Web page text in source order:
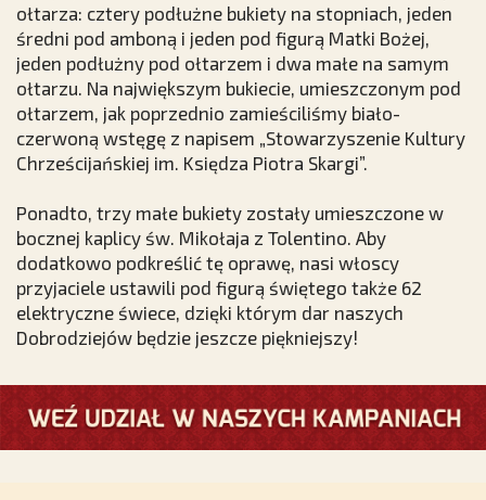
ołtarza: cztery podłużne bukiety na stopniach, jeden
średni pod amboną i jeden pod figurą Matki Bożej,
jeden podłużny pod ołtarzem i dwa małe na samym
ołtarzu. Na największym bukiecie, umieszczonym pod
ołtarzem, jak poprzednio zamieściliśmy biało-
czerwoną wstęgę z napisem „Stowarzyszenie Kultury
Chrześcijańskiej im. Księdza Piotra Skargi”.
Ponadto, trzy małe bukiety zostały umieszczone w
bocznej kaplicy św. Mikołaja z Tolentino. Aby
dodatkowo podkreślić tę oprawę, nasi włoscy
przyjaciele ustawili pod figurą świętego także 62
elektryczne świece, dzięki którym dar naszych
Dobrodziejów będzie jeszcze piękniejszy!